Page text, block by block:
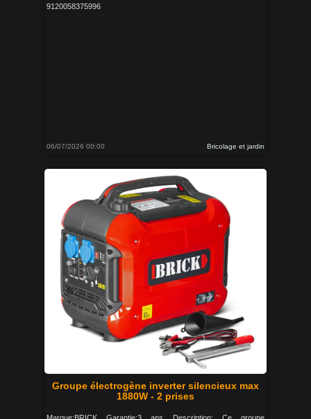
9120058375996
06/07/2026 00:00 Bricolage et jardin
Groupe électrogène inverter silencieux max
1880W - 2 prises